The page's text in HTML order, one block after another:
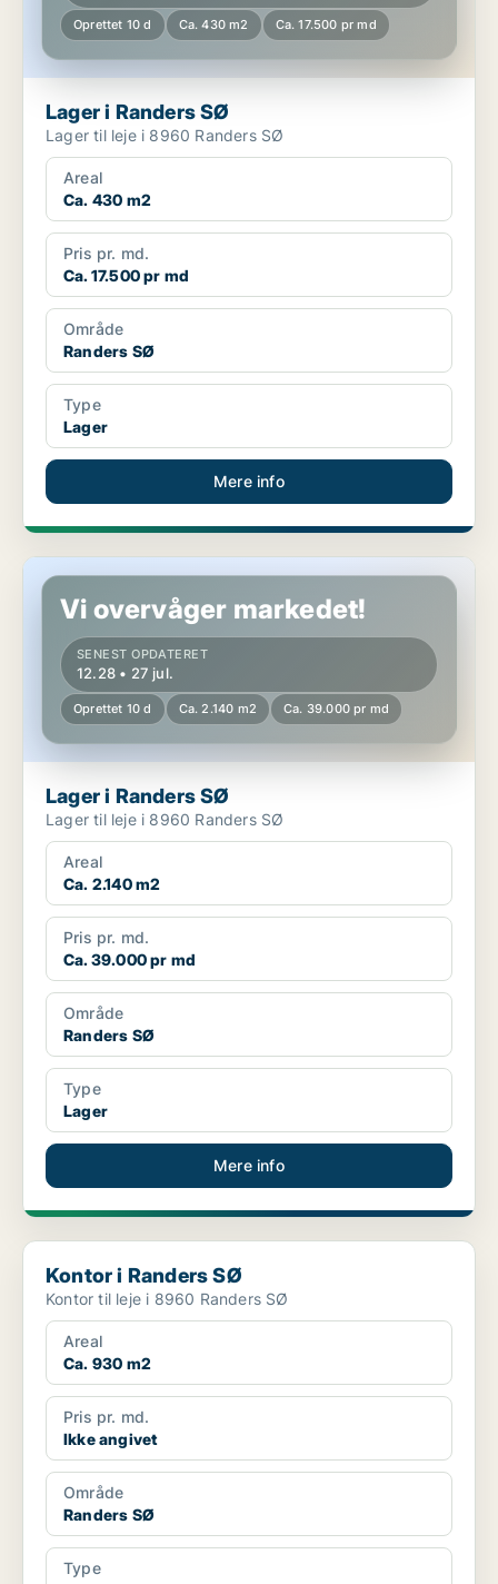
Oprettet 10 d Ca. 430 m2 Ca. 17.500 pr md
Lager i Randers SØ
Lager til leje i 8960 Randers SØ
Areal
Ca. 430 m2
Pris pr. md.
Ca. 17.500 pr md
Område
Randers SØ
Type
Lager
Mere info
Lager i Randers SØ
Vi overvåger markedet!
SENEST OPDATERET
12.28 • 27 jul.
Oprettet 10 d Ca. 2.140 m2 Ca. 39.000 pr md
Lager i Randers SØ
Lager til leje i 8960 Randers SØ
Areal
Ca. 2.140 m2
Pris pr. md.
Ca. 39.000 pr md
Område
Randers SØ
Type
Lager
Mere info
Kontor i Randers SØ
Kontor i Randers SØ
Kontor til leje i 8960 Randers SØ
Areal
Ca. 930 m2
Pris pr. md.
Ikke angivet
Område
Randers SØ
Type